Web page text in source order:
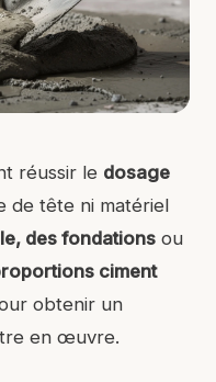
réussir le dosage
de tête ni matériel
des fondations ou
ciment
obtenir un
en œuvre.